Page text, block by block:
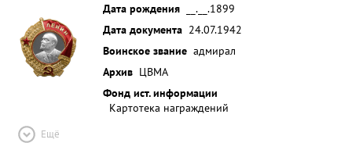
Дата рождения
__.__.1899
Дата документа 24.07.1942
Воинское звание адмирал
Архив ЦВМА
Фонд ист. информации
Картотека награждений
Ещё